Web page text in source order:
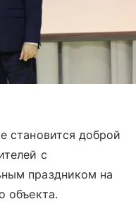
становится доброй
с
праздником на
объекта.